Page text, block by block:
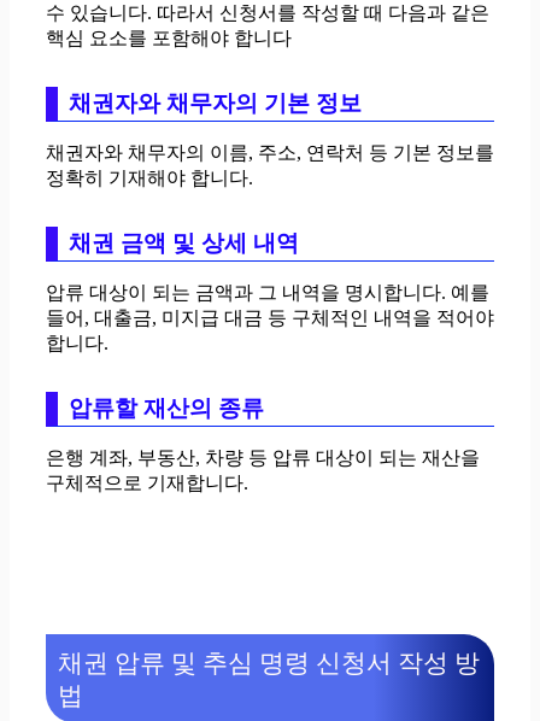
수 있습니다. 따라서 신청서를 작성할 때 다음과 같은
핵심 요소를 포함해야 합니다
채권자와 채무자의 기본 정보
채권자와 채무자의 이름, 주소, 연락처 등 기본 정보를
정확히 기재해야 합니다.
채권 금액 및 상세 내역
압류 대상이 되는 금액과 그 내역을 명시합니다. 예를
들어, 대출금, 미지급 대금 등 구체적인 내역을 적어야
합니다.
압류할 재산의 종류
은행 계좌, 부동산, 차량 등 압류 대상이 되는 재산을
구체적으로 기재합니다.
채권 압류 및 추심 명령 신청서 작성 방
법